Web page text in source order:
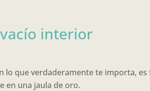
interior
lo que verdaderamente te importa,
en una jaula de oro.